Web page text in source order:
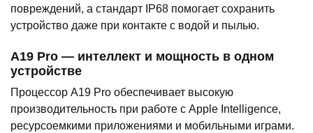
повреждений, а стандарт IP68 помогает сохранить
устройство даже при контакте с водой и пылью.
A19 Pro — интеллект и мощность в одном
устройстве
Процессор A19 Pro обеспечивает высокую
производительность при работе с Apple Intelligence,
ресурсоемкими приложениями и мобильными играми.